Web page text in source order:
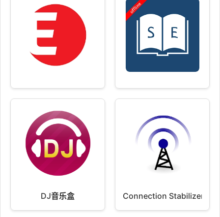
DJ音乐盒 Connection Stabilizer